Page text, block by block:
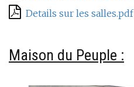
Details sur les salles.pdf
Maison du Peuple :